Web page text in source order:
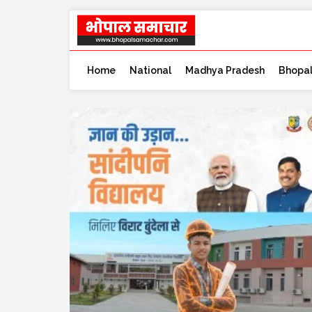
Home National Madhya Pradesh Bhopal